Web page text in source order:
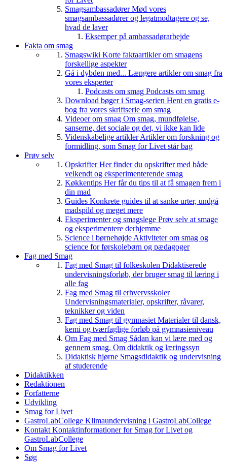
SmagsambassadørerMød vores
smagsambassadører og legatmodtagere og se,
hvad de laver
Eksemper på ambassadørarbejde
Fakta om smag
Smagswiki Korte faktaartikler om smagens
forskellige aspekter
Gå i dybden med... Længere artikler om smag fra
vores eksperter
Podcasts om smag Podcasts om smag
Download bøger i Smag-serien Hent en gratis e-
bog fra vores skriftserie om smag
Videoer om smag Om smag, mundfølelse,
sanserne, det sociale og det, vi ikke kan lide
Videnskabelige artiklerArtikler om forskning og
formidling, som Smag for Livet står bag
Prøv selv
OpskrifterHer finder du opskrifter med både
velkendt og eksperimenterende smag
Køkkentips Her får du tips til at få smagen frem i
din mad
Guides Konkrete guides til at sanke urter, undgå
madspild og meget mere
Eksperimenter og smagslege Prøv selv at smage
og eksperimentere derhjemme
Science i børnehøjde Aktiviteter om smag og
science for førskolebørn og pædagoger
Fag med Smag
Fag med Smag til folkeskolen Didaktiserede
undervisningsforløb, der bruger smag til læring i
alle fag
Fag med Smag til erhvervsskoler
Undervisningsmaterialer, opskrifter, råvarer,
teknikker og viden
Fag med Smag til gymnasiet Materialer til dansk,
kemi og tværfaglige forløb på gymnasieniveau
Om Fag med Smag Sådan kan vi lære med og
gennem smag. Om didaktik og læringssyn
Didaktisk hjørne Smagsdidaktik og undervisning
af studerende
Didaktikken
Redaktionen
Forfatterne
Udvikling
Smag for Livet
GastroLabCollege Klimaundervisning i GastroLabCollege
Kontakt Kontaktinformationer for Smag for Livet og
GastroLabCollege
Om Smag for Livet
Søg